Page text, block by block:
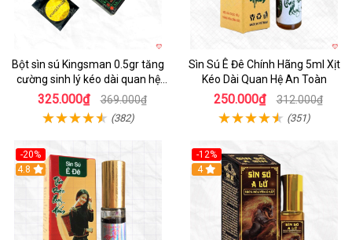
Bột sìn sú Kingsman 0.5gr tăng
cường sinh lý kéo dài quan hệ
hiệu quả
325.000₫ 369.000₫
(382)
Sìn Sú Ê Đê Chính Hãng 5ml Xịt
Kéo Dài Quan Hệ An Toàn
250.000₫ 312.000₫
(351)
-20%
4.8
-12%
4